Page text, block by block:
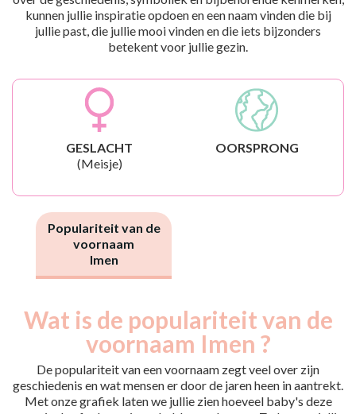
kunnen jullie inspiratie opdoen en een naam vinden die bij
jullie past, die jullie mooi vinden en die iets bijzonders
betekent voor jullie gezin.
GESLACHT
(Meisje)
OORSPRONG
Populariteit van de
voornaam
Imen
Wat is de populariteit van de
voornaam Imen ?
De populariteit van een voornaam zegt veel over zijn
geschiedenis en wat mensen er door de jaren heen in aantrekt.
Met onze grafiek laten we jullie zien hoeveel baby's deze
Année
Nouveaux-
nés
2011
10
2012
9
2013
6